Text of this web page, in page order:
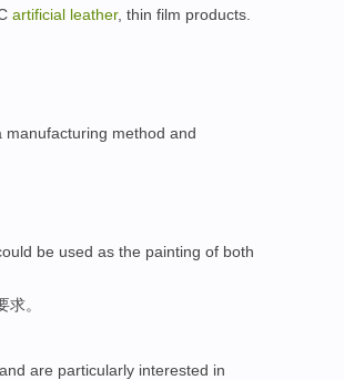
artificial leather, thin film products.
manufacturing method and
be used as the painting of both
求。
and are particularly interested in